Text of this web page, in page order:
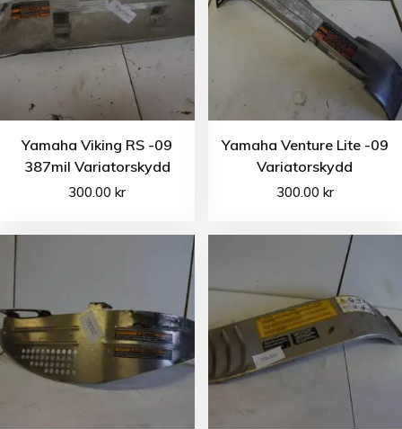
Yamaha Viking RS -09
387mil Variatorskydd
300.00kr
Yamaha Venture Lite -09
Variatorskydd
300.00 kr